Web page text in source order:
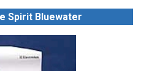
Spirit Bluewater